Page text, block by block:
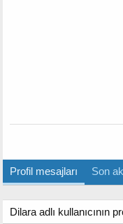
Profil mesajları Son
Dilara adlı kullanıcının